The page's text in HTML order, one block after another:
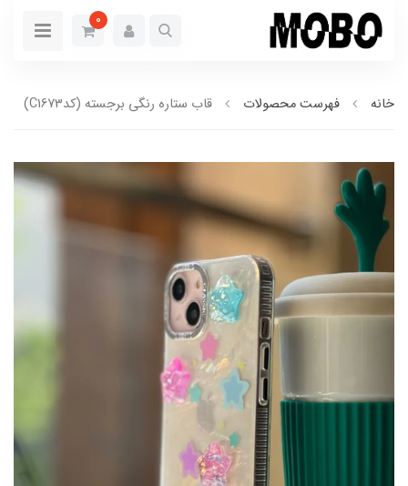
0
خانه فهرست محصولات قاب ستاره رنگی برجسته (کدC1673)